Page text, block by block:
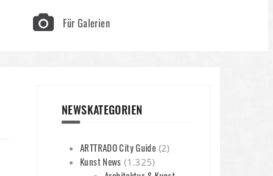
Für Galerien
NEWSKATEGORIEN
ARTTRADO City Guide (2)
Kunst News (1.325)